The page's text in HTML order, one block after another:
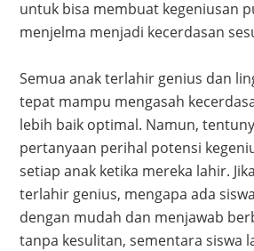
untuk bisa membuat kegeniusan
menjelma menjadi kecerdasan
Semua anak terlahir genius dan
tepat mampu mengasah
lebih baik optimal. Namun,
pertanyaan perihal potensi
setiap anak ketika mereka lahir.
terlahir genius, mengapa ada
dengan mudah dan menjawab
tanpa kesulitan, sementara siswa